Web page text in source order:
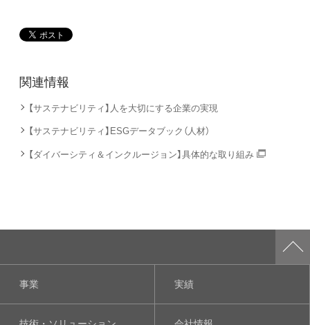
関連情報
【サステナビリティ】人を大切にする企業の実現
【サステナビリティ】ESGデータブック（人材）
【ダイバーシティ＆インクルージョン】具体的な取り組み
事業 実績